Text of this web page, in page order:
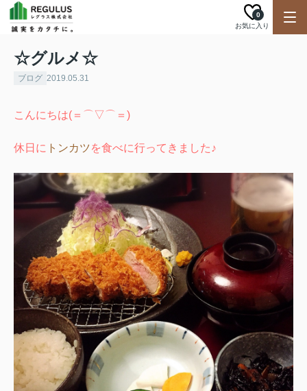
お気に入り
0
☆グルメ☆
ブログ 2019.05.31
こんにちは(＝⌒▽⌒＝)
休日に トンカツを食べに行ってきました♪